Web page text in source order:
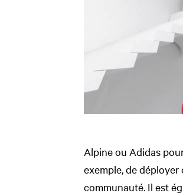
Alpine ou Adidas
exemple, de
communauté. Il est